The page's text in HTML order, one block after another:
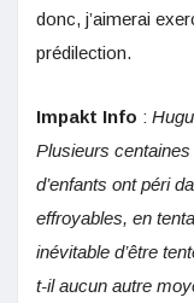
donc, j’aimerai
prédilection.
Impakt Info :
Plusieurs
d’enfants ont péri
effroyables, en
inévitable d’être
t-il aucun autre